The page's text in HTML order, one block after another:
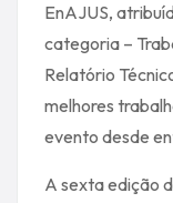
EnAJUS,
categoria –
Relatório
melhores
evento desde
A sexta edição